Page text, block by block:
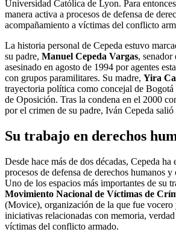
Universidad Católica de Lyon. Para
manera activa a procesos de defensa de
acompañamiento a víctimas del conflicto
La historia personal de Cepeda estuvo
su padre, Manuel Cepeda Vargas, senador
asesinado en agosto de 1994 por agentes
con grupos paramilitares. Su madre, Yira
trayectoria política como concejal de
de Oposición. Tras la condena en el 2000
por el crimen de su padre, Iván Cepeda
Su trabajo en derechos
Desde hace más de dos décadas, Cepeda ha
procesos de defensa de derechos humanos
Uno de los espacios más importantes de su
Movimiento Nacional de Víctimas de
(Movice), organización de la que fue vocero
iniciativas relacionadas con memoria,
víctimas del conflicto armado.